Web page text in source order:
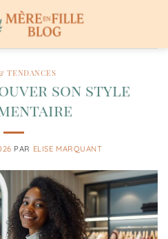
TENDANCES
son style
PAR ELISE MARQUANT